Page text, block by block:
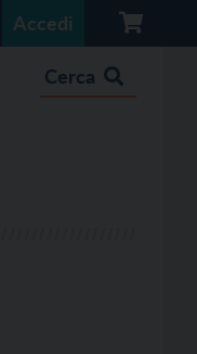
Accedi
Cerca